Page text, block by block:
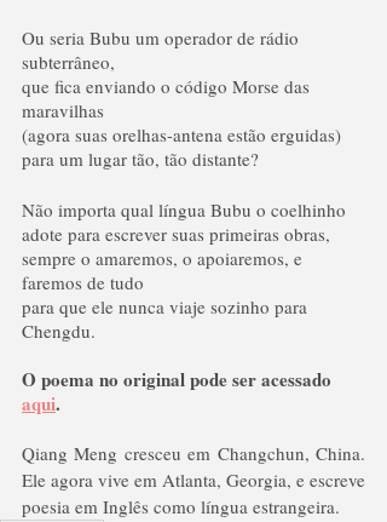
Ou seria Bubu um operador de rádio
subterrâneo,
que fica enviando o código Morse das
maravilhas
(agora suas orelhas-antena estão erguidas)
para um lugar tão, tão distante?
Não importa qual língua Bubu o coelhinho
adote para escrever suas primeiras obras,
sempre o amaremos, o apoiaremos, e
faremos de tudo
para que ele nunca viaje sozinho para
Chengdu.
O poema no original pode ser acessado
aqui.
Qiang Meng cresceu em Changchun, China.
Ele agora vive em Atlanta, Georgia, e escreve
poesia em Inglês como língua estrangeira.